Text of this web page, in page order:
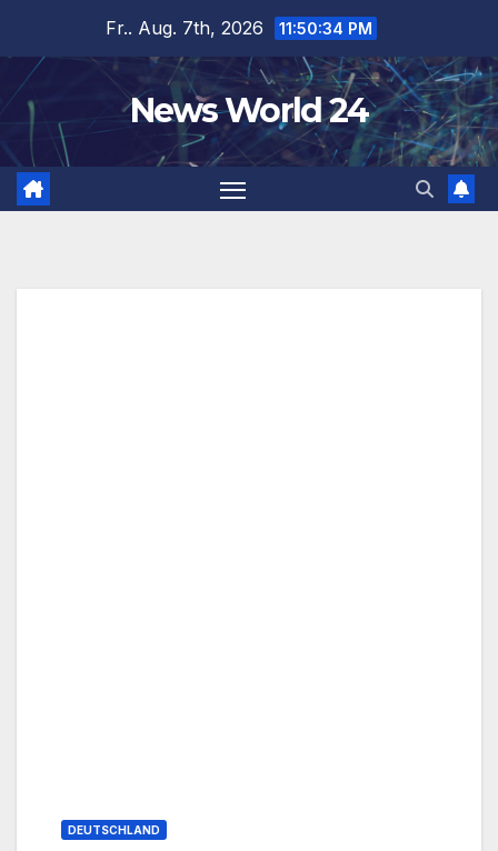
springen
Fr.. Aug. 7th, 2026 11:50:34 PM
News World 24
DEUTSCHLAND